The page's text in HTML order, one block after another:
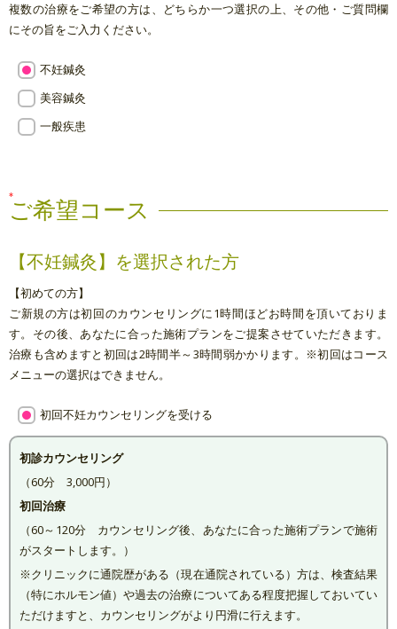
複数の治療をご希望の方は、どちらか一つ選択の上、その他・ご質問欄
にその旨をご入力ください。
不妊鍼灸
美容鍼灸
一般疾患
ご希望コース
【不妊鍼灸】を選択された方
【初めての方】
ご新規の方は初回のカウンセリングに1時間ほどお時間を頂いておりま
す。その後、あなたに合った施術プランをご提案させていただきます。
治療も含めますと初回は2時間半～3時間弱かかります。※初回はコース
メニューの選択はできません。
初回不妊カウンセリングを受ける
初診カウンセリング
（60分 3,000円）
初回治療
（60～120分 カウンセリング後、あなたに合った施術プランで施術
がスタートします。）
※クリニックに通院歴がある（現在通院されている）方は、検査結果
（特にホルモン値）や過去の治療についてある程度把握しておいてい
ただけますと、カウンセリングがより円滑に行えます。